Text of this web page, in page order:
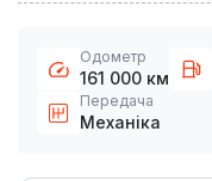
Одометр
161 000 км
Передача
Механіка